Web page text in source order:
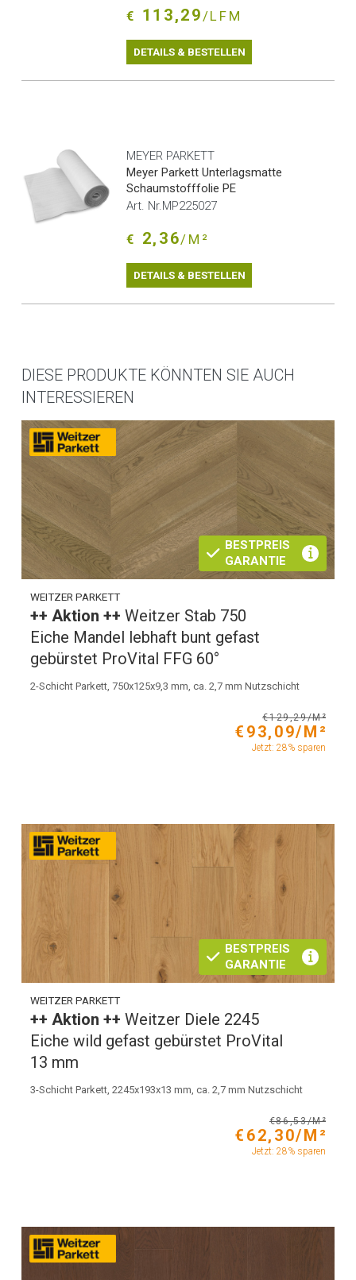
€ 113,29/LFM
DETAILS & BESTELLEN
MEYER PARKETT
Meyer Parkett Unterlagsmatte
Schaumstofffolie PE
Art. Nr.MP225027
€ 2,36/M²
DETAILS & BESTELLEN
DIESE PRODUKTE KÖNNTEN SIE AUCH
INTERESSIEREN
BESTPREIS
GARANTIE
WEITZER PARKETT
++ Aktion ++Weitzer Stab 750
Eiche Mandel lebhaft bunt gefast
gebürstet ProVital FFG 60°
2-Schicht Parkett, 750x125x9,3 mm, ca. 2,7 mm Nutzschicht
€129,29/M²
€93,09/M²
Jetzt: 28% sparen
BESTPREIS
GARANTIE
WEITZER PARKETT
++ Aktion ++Weitzer Diele 2245
Eiche wild gefast gebürstet ProVital
13 mm
3-Schicht Parkett, 2245x193x13 mm, ca. 2,7 mm Nutzschicht
€86,53/M²
€62,30/M²
Jetzt: 28% sparen